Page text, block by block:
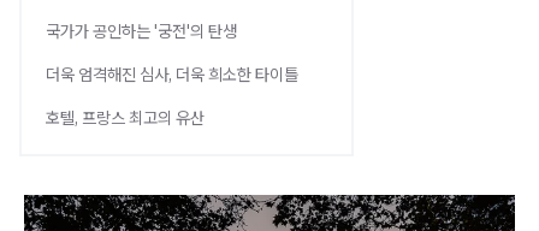
국가가 공인하는 '궁전'의 탄생
더욱 엄격해진 심사, 더욱 희소한 타이틀
호텔, 프랑스 최고의 유산